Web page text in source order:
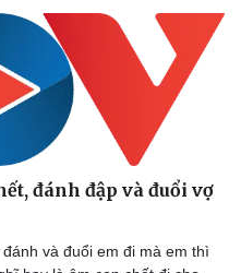
đánh đập và đuổi vợ
và đuổi em đi mà em thì